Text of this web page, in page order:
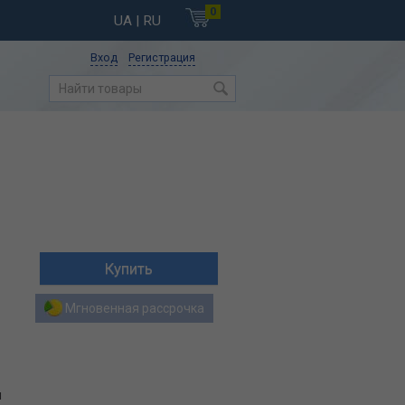
0
UA | RU
Вход Регистрация
Мгновенная рассрочка